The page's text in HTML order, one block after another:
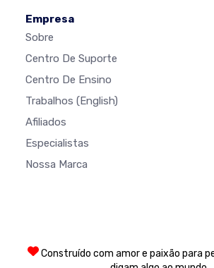
Empresa
Sobre
Centro De Suporte
Centro De Ensino
Trabalhos (English)
Afiliados
Especialistas
Nossa Marca
Construído com amor e paixão para